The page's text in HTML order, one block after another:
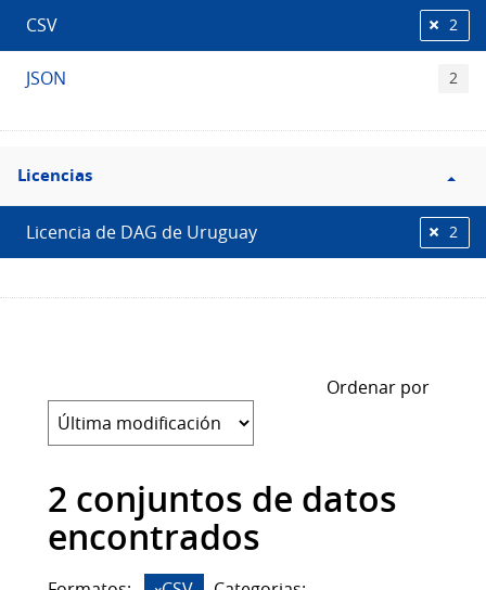
CSV 2
JSON 2
Filtro
Licencias
Licencias
Licencia de DAG de Uruguay 2
Ordenar por
2 conjuntos de datos
encontrados